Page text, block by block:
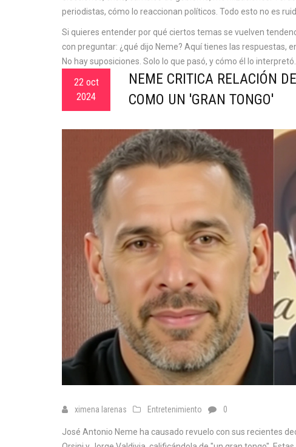
periodistas, cómo lo reaccionan políticos. Todo esto no es
Si quieres entender por qué ciertos temas se vuelven
con preguntar: ¿qué dijo Neme? Aquí tienes las respuestas,
No hay suposiciones. Solo lo que pasó, y cómo él lo interpretó.
22 oct
2024
NEME CRITICA RELACIÓN
COMO UN 'GRAN TONGO'
ximena larenas Entretenimiento 0
José Antonio Neme ha causado revuelo con sus recientes